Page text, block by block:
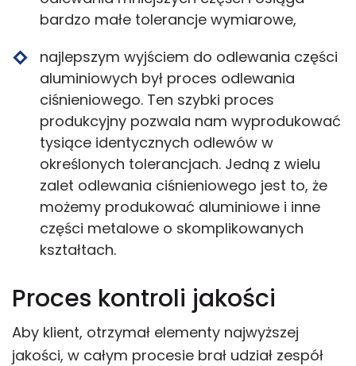
bardzo małe tolerancje wymiarowe,
najlepszym wyjściem do odlewania części
aluminiowych był proces odlewania
ciśnieniowego. Ten szybki proces
produkcyjny pozwala nam wyprodukować
tysiące identycznych odlewów w
określonych tolerancjach. Jedną z wielu
zalet odlewania ciśnieniowego jest to, że
możemy produkować aluminiowe i inne
części metalowe o skomplikowanych
kształtach.
Proces kontroli jakości
Aby klient, otrzymał elementy najwyższej
jakości, w całym procesie brał udział zespół